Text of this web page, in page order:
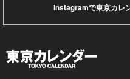
Instagramで東京カレ